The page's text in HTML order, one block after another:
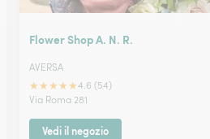
Flower Shop A. N. R.
AVERSA
★★★★★4.6 (54)
Via Roma 281
Vedi il negozio